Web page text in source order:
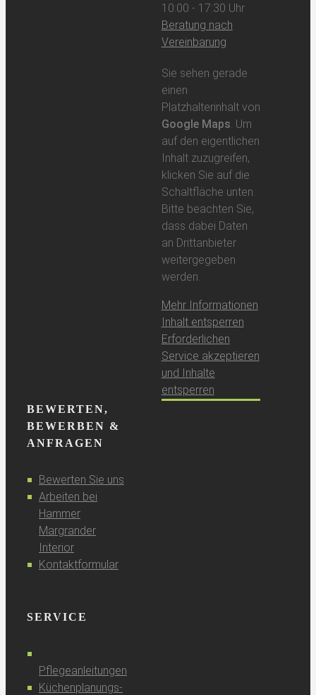
10:00 - 17:30 Uhr
Beratung nach
Vereinbarung
Sie sehen gerade
einen
Platzhalterinhalt von
Google Maps . Um
auf den eigentlichen
Inhalt zuzugreifen,
klicken Sie auf die
Schaltfläche unten.
Bitte beachten Sie,
dass dabei Daten
an Drittanbieter
weitergegeben
werden.
Mehr Informationen
Inhalt entsperren
Erforderlichen
Service akzeptieren
und Inhalte
entsperren
BEWERTEN,
BEWERBEN &
ANFRAGEN
Bewerten Sie uns
Arbeiten bei
Hammer
Margrander
Interior
Kontaktformular
SERVICE
Pflegeanleitungen
Küchenplanungs-